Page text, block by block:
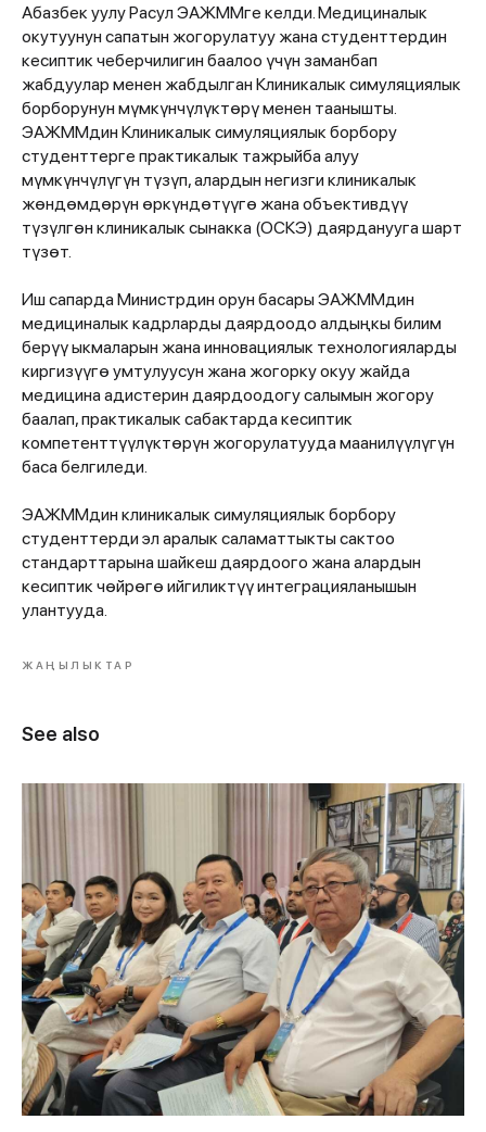
Абазбек уулу Расул ЭАЖММге келди. Медициналык
окутуунун сапатын жогорулатуу жана студенттердин
кесиптик чеберчилигин баалоо үчүн заманбап
жабдуулар менен жабдылган Клиникалык симуляциялык
борборунун мүмкүнчүлүктөрү менен таанышты.
ЭАЖММдин Клиникалык симуляциялык борбору
студенттерге практикалык тажрыйба алуу
мүмкүнчүлүгүн түзүп, алардын негизги клиникалык
жөндөмдөрүн өркүндөтүүгө жана объективдүү
түзүлгөн клиникалык сынакка (ОСКЭ) даярданууга шарт
түзөт.
Иш сапарда Министрдин орун басары ЭАЖММдин
медициналык кадрларды даярдоодо алдыңкы билим
берүү ыкмаларын жана инновациялык технологияларды
киргизүүгө умтулуусун жана жогорку окуу жайда
медицина адистерин даярдоодогу салымын жогору
баалап, практикалык сабактарда кесиптик
компетенттүүлүктөрүн жогорулатууда маанилүүлүгүн
баса белгиледи.
ЭАЖММдин клиникалык симуляциялык борбору
студенттерди эл аралык саламаттыкты сактоо
стандарттарына шайкеш даярдоого жана алардын
кесиптик чөйрөгө ийгиликтүү интеграцияланышын
улантууда.
ЖАҢЫЛЫКТАР
See also